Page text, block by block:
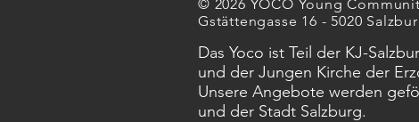
© 2026 YOCO Young
Gstättengasse 16 - 5020
Das Yoco ist Teil der KJ-
und der Jungen Kirche der
Unsere Angebote werden
und der Stadt Salzburg.